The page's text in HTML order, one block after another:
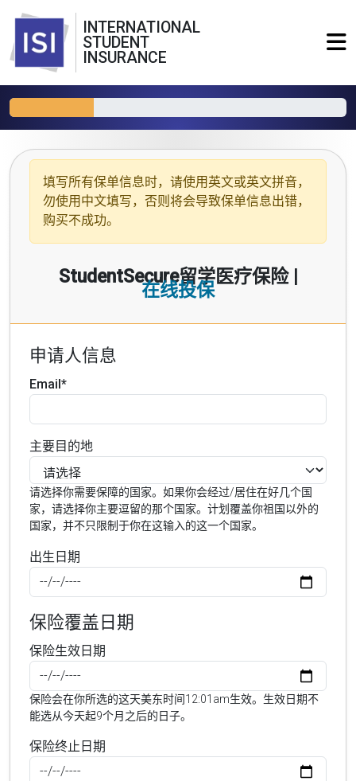
INTERNATIONAL
STUDENT
INSURANCE
填写所有保单信息时，请使用 英文或英文拼音，
勿使用中文填写，否则将会导致保单信息出错，
购买不成功。
StudentSecure留学医疗保险 |
在线投保
申请人信息
Email*
主要目的地
请选择你需要保障的国家。如果你会经过/居住在好几个国
家，请选择你主要逗留的那个国家。计划覆盖你祖国以外的
国家，并不只限制于你在这输入的这一个国家。
出生日期
保险覆盖日期
保险生效日期
保险会在你所选的这天美东时间12:01am生效。生效日期不
能选从今天起9个月之后的日子。
保险终止日期